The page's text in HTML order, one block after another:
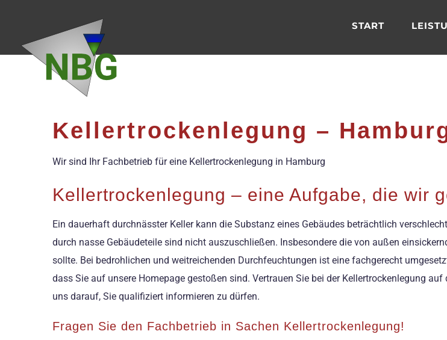
springen
START
Kellertrockenlegung –
Wir sind Ihr Fachbetrieb für eine Kellertrockenlegung in Hamburg
Kellertrockenlegung – eine Aufgabe, die wir
Ein dauerhaft durchnässter Keller kann die Substanz eines Gebäudes beträchtlich
durch nasse Gebäudeteile sind nicht auszuschließen. Insbesondere die von außen
sollte. Bei bedrohlichen und weitreichenden Durchfeuchtungen ist eine fachgerecht
dass Sie auf unsere Homepage gestoßen sind. Vertrauen Sie bei der Kellertrockenlegung
uns darauf, Sie qualifiziert informieren zu dürfen.
Fragen Sie den Fachbetrieb in Sachen Kellertrockenlegung!